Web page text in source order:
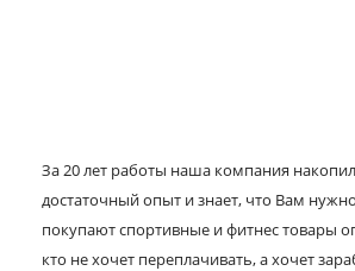
За 20 лет работы наша компания
достаточный опыт и знает, что Вам
покупают спортивные и фитнес товары
кто не хочет переплачивать, а хочет